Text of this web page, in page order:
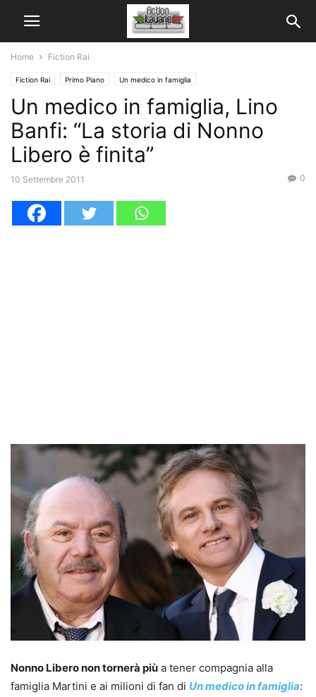
Home Fiction Rai
Fiction Rai Primo Piano Un medico in famiglia
Un medico in famiglia, Lino
Banfi: “La storia di Nonno
Libero è finita”
10 Settembre 2011 0
Nonno Libero non tornerà più a tener compagnia alla
famiglia Martini e ai milioni di fan di Un medico in famiglia: